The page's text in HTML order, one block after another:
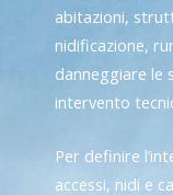
abitazioni,
nidificazione,
danneggiare le
intervento
Per definire
accessi, nidi e